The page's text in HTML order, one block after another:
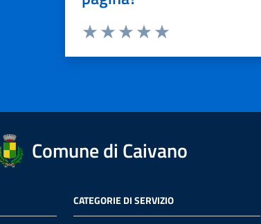
Comune di Caivano
CATEGORIE DI SERVIZIO